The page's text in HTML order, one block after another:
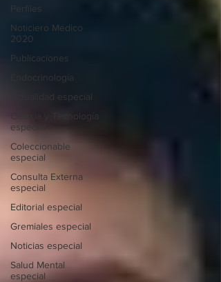
Perfiles
Noticiero Médico
2020
Publicaciones
Endocrinología
Actualidad especial
Ciencia y Tecnología
especial
Coleccionable
especial
Consulta Externa
especial
Editorial especial
Gremiales especial
Noticias especial
Salud Mental
especial